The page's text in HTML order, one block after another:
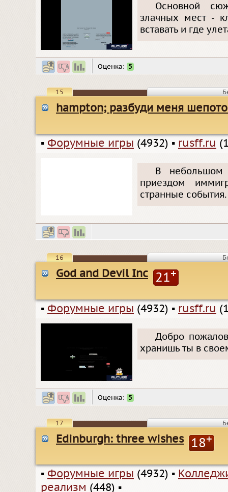
Основной
злачных мест -
вставать и где
Оценка: 5
15
hampton; разбуди меня
▪ Форумные игры (4932) ▪ rusff.ru
В небольшом
приездом
странные события.
16
God and Devil Inc 21+
▪ Форумные игры (4932) ▪ rusff.ru
Добро
хранишь ты в
Оценка: 5
17
Edinburgh: three wishes 18+
▪ Форумные игры (4932) ▪
реализм (448) ▪